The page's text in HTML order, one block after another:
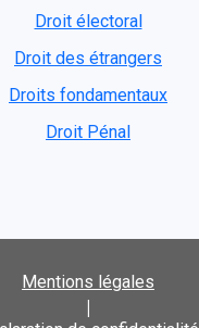
Droit électoral
Droit des étrangers
Droits fondamentaux
Droit Pénal
Mentions légales
|